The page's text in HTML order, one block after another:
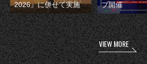
2026』に併せて実施
ブ開催
VIEW MORE